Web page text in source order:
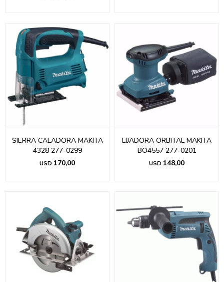
SIERRA CALADORA MAKITA
4328 277-0299
USD 170,00
LIJADORA ORBITAL MAKITA
BO4557 277-0201
USD 148,00